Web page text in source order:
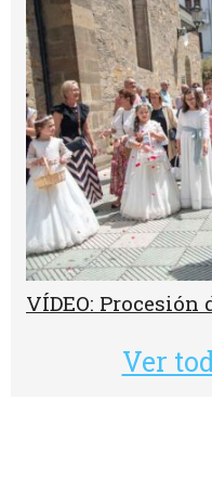
VÍDEO: Procesión
Ver